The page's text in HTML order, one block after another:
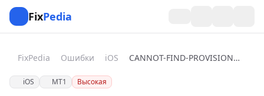
FixPedia
FixPedia Ошибки iOS CANNOT-FIND-PROVISIONING-PROFILE
iOS MT1 Высокая